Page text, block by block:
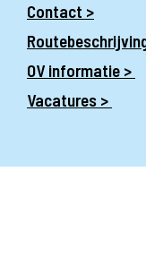
Contact >
OV informatie >
Vacatures >